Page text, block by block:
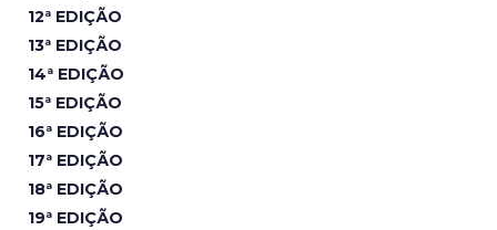
12ª EDIÇÃO
13ª EDIÇÃO
14ª EDIÇÃO
15ª EDIÇÃO
16ª EDIÇÃO
17ª EDIÇÃO
18ª EDIÇÃO
19ª EDIÇÃO